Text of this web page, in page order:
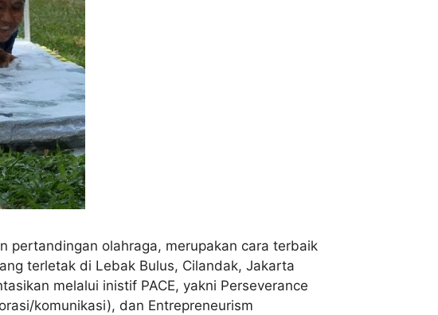
pertandingan olahraga, merupakan cara terbaik
terletak di Lebak Bulus, Cilandak, Jakarta
melalui inistif PACE, yakni Perseverance
komunikasi), dan Entrepreneurism